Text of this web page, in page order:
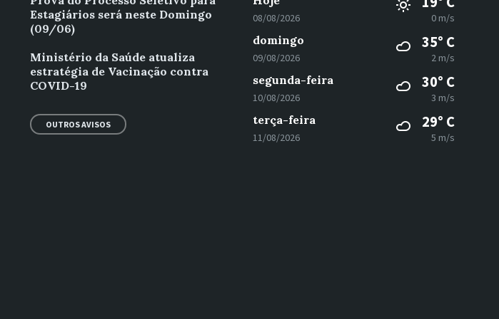
Estagiários será neste Domingo
(09/06)
Ministério da Saúde atualiza
estratégia de Vacinação contra
COVID-19
OUTROS AVISOS
08/08/2026 0 m/s
domingo
09/08/2026
35° C
2 m/s
segunda-feira
10/08/2026
30° C
3 m/s
terça-feira
11/08/2026
29° C
5 m/s